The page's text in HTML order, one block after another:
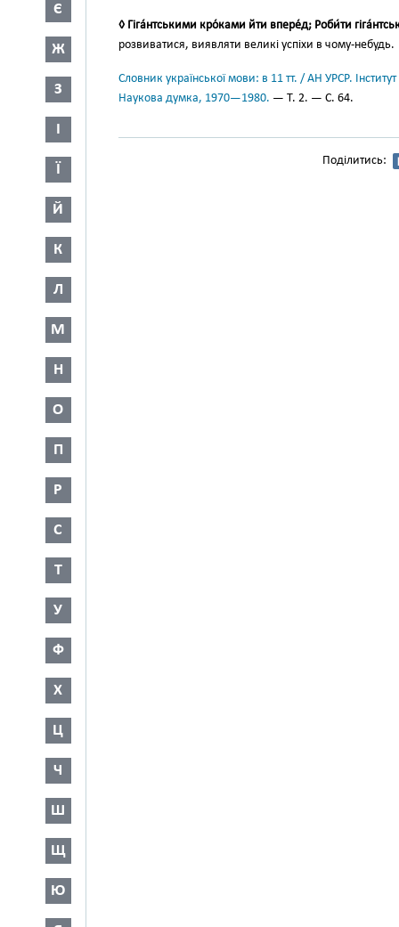
Є
Ж
З
І
Ї
Й
К
Л
М
Н
О
П
Р
С
Т
У
Ф
Х
Ц
Ч
Ш
Щ
Ю
◊ Гіга́нтськими кро́ками йти впере́д; Роби́ти
розвиватися, виявляти великі успіхи в чому-небудь.
Словник української мови: в 11 тт. / АН УРСР.
Наукова думка, 1970—1980. — Т. 2. — С. 64.
Поділитись: